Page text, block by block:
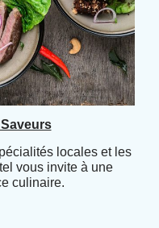
locales et les
vous invite à une
culinaire.